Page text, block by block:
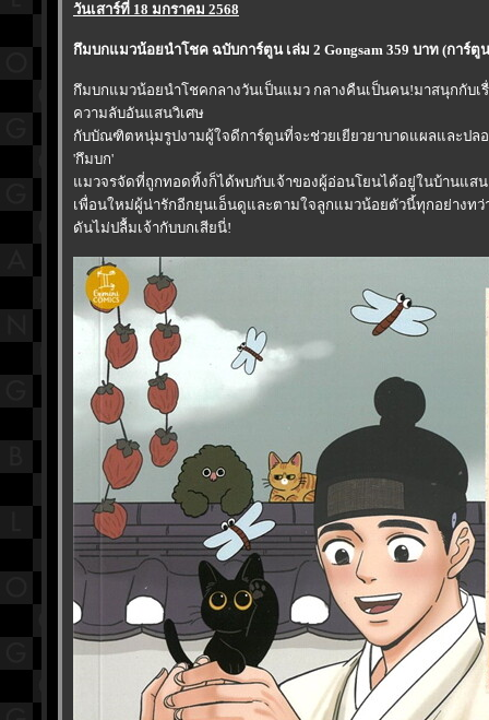
วันเสาร์ที่ 18 มกราคม 2568
กึมบกแมวน้อยนำโชค ฉบับการ์ตูน เล่ม 2 Gongsam 359 บาท (การ์ตู
กึมบกแมวน้อยนำโชคกลางวันเป็นแมว กลางคืนเป็นคน!มาสนุกกับเรื่
ความลับอันแสนวิเศษ
กับบัณฑิตหนุ่มรูปงามผู้ใจดีการ์ตูนที่จะช่วยเยียวยาบาดแผลและปล
'กึมบก'
มวจรจัดที่ถูกทอดทิ้งก็ได้พบกับเจ้าของผู้อ่อนโยนได้อยู่ในบ้านแส
เพื่อนใหม่ผู้น่ารักอีกยุนเอ็นดูและตามใจลูกแมวน้อยตัวนี้ทุกอย่างท
ดันไม่ปลื้มเจ้ากับบกเสียนี่!